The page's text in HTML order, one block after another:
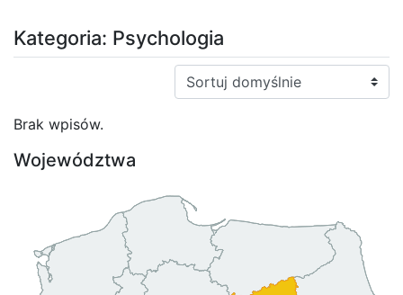
Kategoria: Psychologia
Sortuj:
Brak wpisów.
Województwa